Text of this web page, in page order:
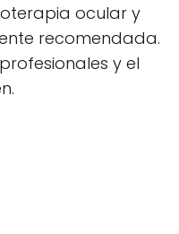
ocular y
recomendada.
y el